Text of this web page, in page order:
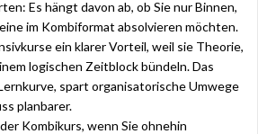
Es hängt davon ab, ob Sie nur Binnen,
im Kombiformat absolvieren möchten.
ein klarer Vorteil, weil sie Theorie,
logischen Zeitblock bündeln. Das
spart organisatorische Umwege
planbarer.
Kombikurs, wenn Sie ohnehin